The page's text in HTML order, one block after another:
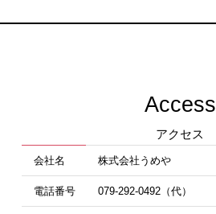
Access
アクセス
会社名 株式会社うめや
電話番号 079-292-0492（代）